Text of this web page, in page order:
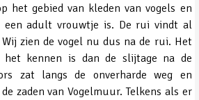
het gebied van kleden van vogels en
een adult vrouwtje is. De rui vindt al
zien de vogel nu dus na de rui. Het
het kennen is dan de slijtage na de
zat langs de onverharde weg en
zaden van Vogelmuur. Telkens als er